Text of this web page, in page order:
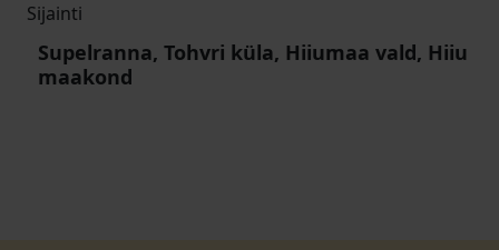
Sijainti
Supelranna, Tohvri küla, Hiiumaa vald, Hiiu
maakond